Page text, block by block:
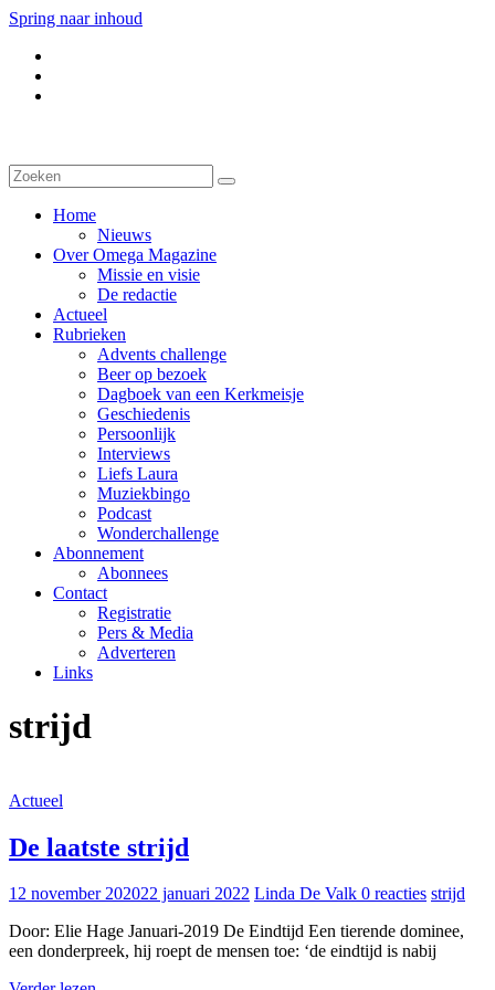
Spring naar inhoud
Home
Nieuws
Over Omega Magazine
Missie en visie
De redactie
Actueel
Rubrieken
Advents challenge
Beer op bezoek
Dagboek van een Kerkmeisje
Geschiedenis
Persoonlijk
Interviews
Liefs Laura
Muziekbingo
Podcast
Wonderchallenge
Abonnement
Abonnees
Contact
Registratie
Pers & Media
Adverteren
Links
strijd
Actueel
De laatste strijd
12 november 202022 januari 2022 Linda De Valk 0 reacties strijd
Door: Elie Hage Januari-2019 De Eindtijd Een tierende dominee,
een donderpreek, hij roept de mensen toe: ‘de eindtijd is nabij